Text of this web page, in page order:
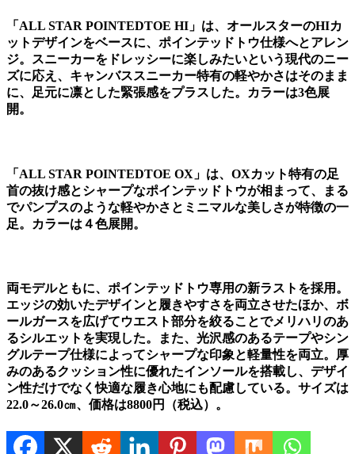
「ALL STAR POINTEDTOE HI」は、オールスターのHIカ
ットデザインをベースに、ポインテッドトウ仕様へとアレン
ジ。スニーカーをドレッシーに楽しみたいという現代のニー
ズに応え、キャンバススニーカー特有の軽やかさはそのまま
に、足元に凛とした緊張感をプラスした。カラーは3色展
開。
「ALL STAR POINTEDTOE OX」は、OXカット特有の足
首の抜け感とシャープなポインテッドトウが相まって、まる
でパンプスのような軽やかさとミニマルな美しさが特徴の一
足。カラーは４色展開。
両モデルともに、ポインテッドトウ専用の新ラストを採用。
エッジの効いたデザインと履きやすさを両立させたほか、ボ
ールガースを広げてウエスト部分を絞ることでメリハリのあ
るシルエットを実現した。また、光沢感のあるテープやシン
グルテープ仕様によってシャープな印象と軽量性を両立。厚
みのあるクッション性に優れたインソールを搭載し、デザイ
ン性だけでなく快適な履き心地にも配慮している。サイズは
22.0～26.0㎝、価格は8800円（税込）。